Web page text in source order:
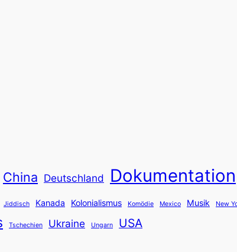
China Deutschland Dokumentation
Jiddisch Kanada Kolonialismus Komödie Mexico Musik New
Tschechien Ukraine Ungarn USA